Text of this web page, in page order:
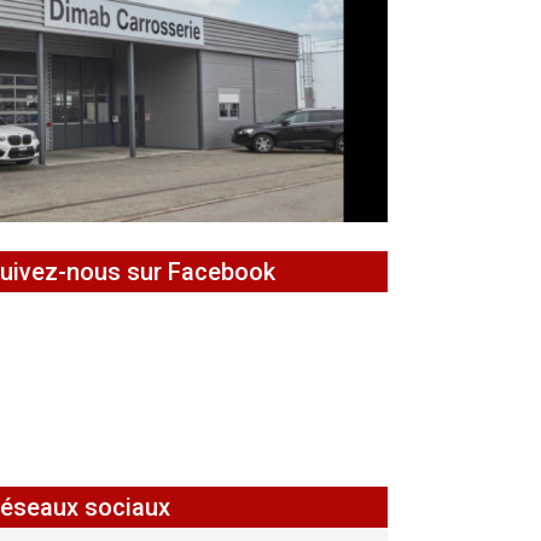
nous sur Facebook
sociaux